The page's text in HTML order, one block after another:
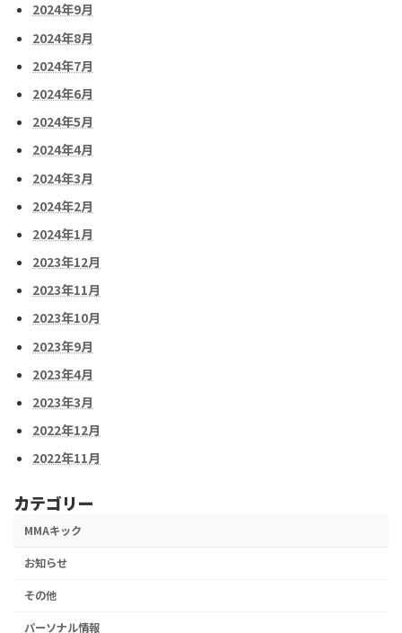
2024年9月
2024年8月
2024年7月
2024年6月
2024年5月
2024年4月
2024年3月
2024年2月
2024年1月
2023年12月
2023年11月
2023年10月
2023年9月
2023年4月
2023年3月
2022年12月
2022年11月
カテゴリー
MMAキック
お知らせ
その他
パーソナル情報